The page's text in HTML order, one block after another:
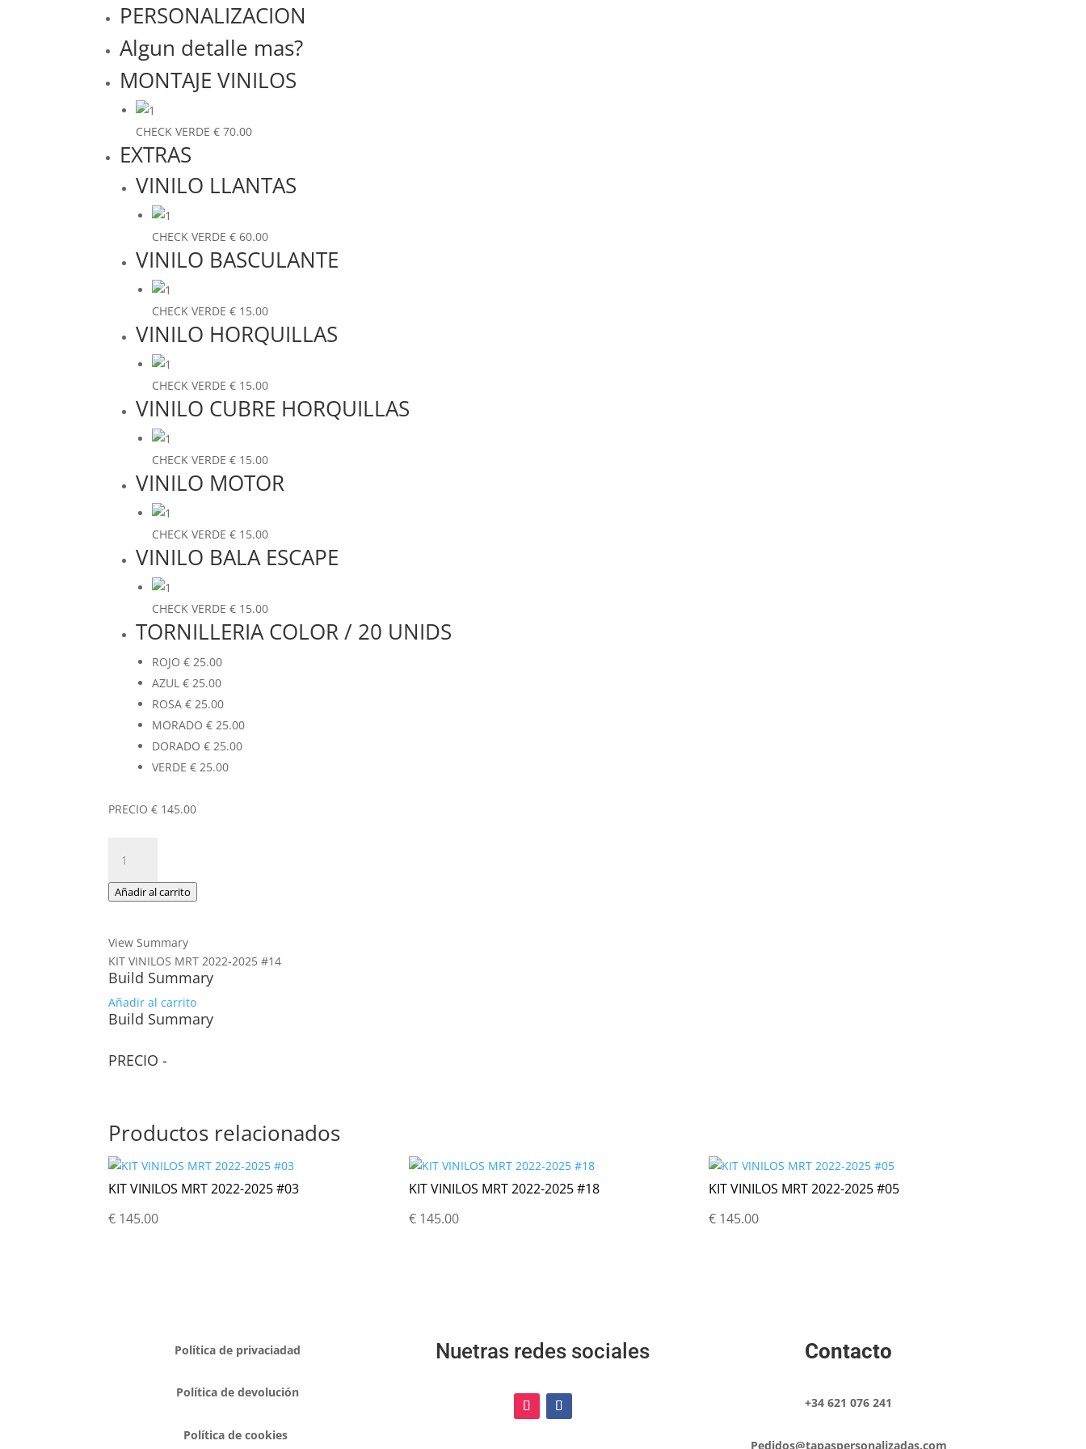
PERSONALIZACION
Algun detalle mas?
MONTAJE VINILOS
CHECK VERDE € 70.00
EXTRAS
VINILO LLANTAS
CHECK VERDE € 60.00
VINILO BASCULANTE
CHECK VERDE € 15.00
VINILO HORQUILLAS
CHECK VERDE € 15.00
VINILO CUBRE HORQUILLAS
CHECK VERDE € 15.00
VINILO MOTOR
CHECK VERDE € 15.00
VINILO BALA ESCAPE
CHECK VERDE € 15.00
TORNILLERIA COLOR / 20 UNIDS
ROJO € 25.00
AZUL € 25.00
ROSA € 25.00
MORADO € 25.00
DORADO € 25.00
VERDE € 25.00
PRECIO € 145.00
VINILOS
MRT
2022-
#14
cantidad
Añadir al carrito
View Summary
KIT VINILOS MRT 2022-2025 #14
Build Summary
Añadir al carrito
Build Summary
PRECIO -
Productos relacionados
KIT VINILOS MRT 2022-2025 #03
€ 145.00
KIT VINILOS MRT 2022-2025 #18
€145.00
KIT VINILOS MRT 2022-2025 #05
€ 145.00
Política de privaciadad
Política de devolución
Política de cookies
Nuetras redes sociales Contacto
+34 621 076 241
Pedidos@tapaspersonalizadas.com